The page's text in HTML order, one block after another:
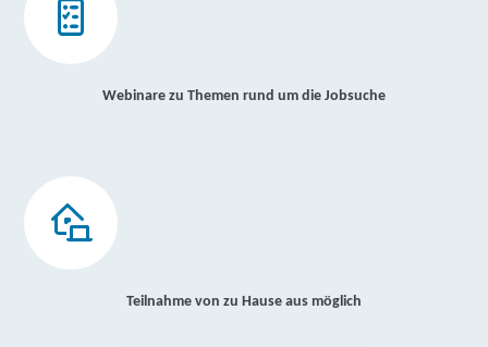
Webinare zu Themen rund um die Jobsuche
Teilnahme von zu Hause aus möglich